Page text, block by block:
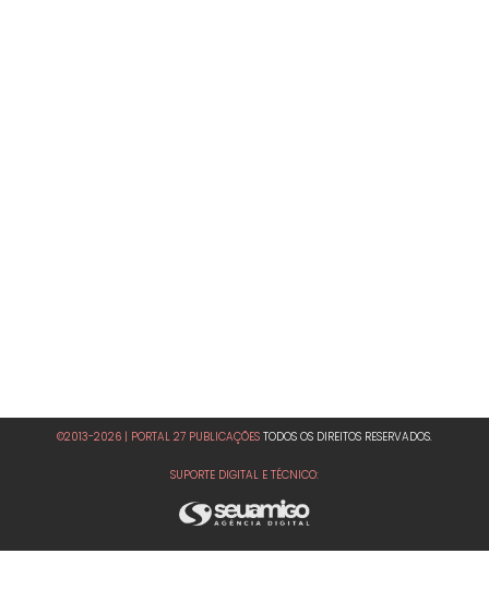
©2013-2026 | PORTAL 27 PUBLICAÇÕES TODOS OS DIREITOS RESERVADOS.
SUPORTE DIGITAL E TÉCNICO: